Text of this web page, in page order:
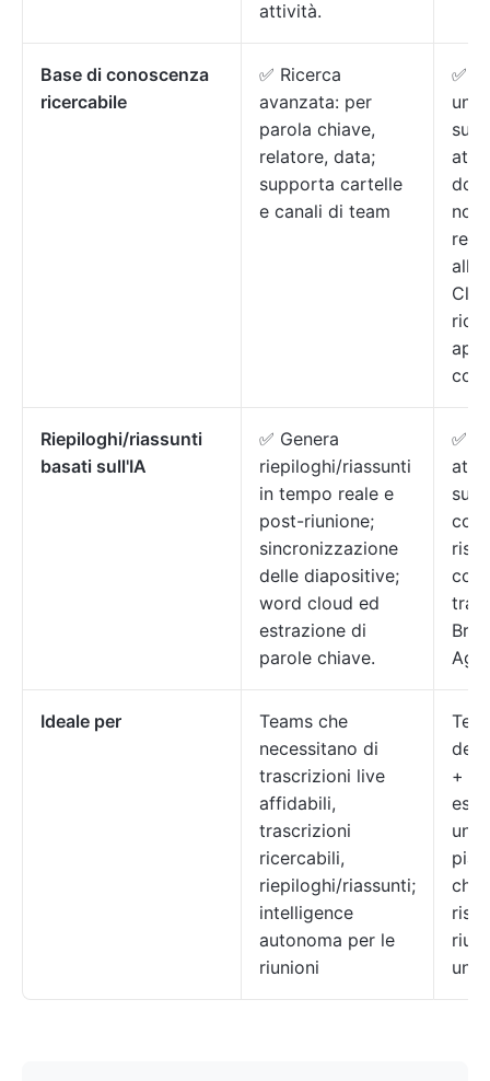
attività.
Base di conoscenza
ricercabile
✅ Ricerca
avanzata: per
parola chiave,
relatore, data;
supporta cartelle
e canali di team
✅
app
Riepiloghi/riassunti
basati sull'IA
✅ Genera
riepiloghi/riassunti
in tempo reale e
post-riunione;
sincronizzazione
delle diapositive;
word cloud ed
estrazione di
parole chiave.
✅
Ideale per
Teams che
necessitano di
trascrizioni live
affidabili,
trascrizioni
ricercabili,
riepiloghi/riassunti;
intelligence
autonoma per le
riunioni
+
che
un